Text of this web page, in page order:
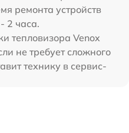
ремонта устройств
2 часа.
тепловизора Venox
не требует сложного
технику в сервис-